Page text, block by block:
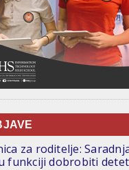
za roditelje:
funkciji dobrobiti